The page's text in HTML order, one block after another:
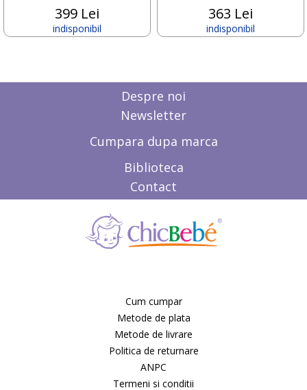
Mini micro
Miniland baby
MONI
Naturalmat
New Classic Toys
Niche Records
399 Lei
indisponibil
363 Lei
indisponibil
Despre noi
Newsletter
Cumpara dupa marca
Biblioteca
Contact
Cum cumpar
Metode de plata
Metode de livrare
Politica de returnare
ANPC
Termeni si conditii